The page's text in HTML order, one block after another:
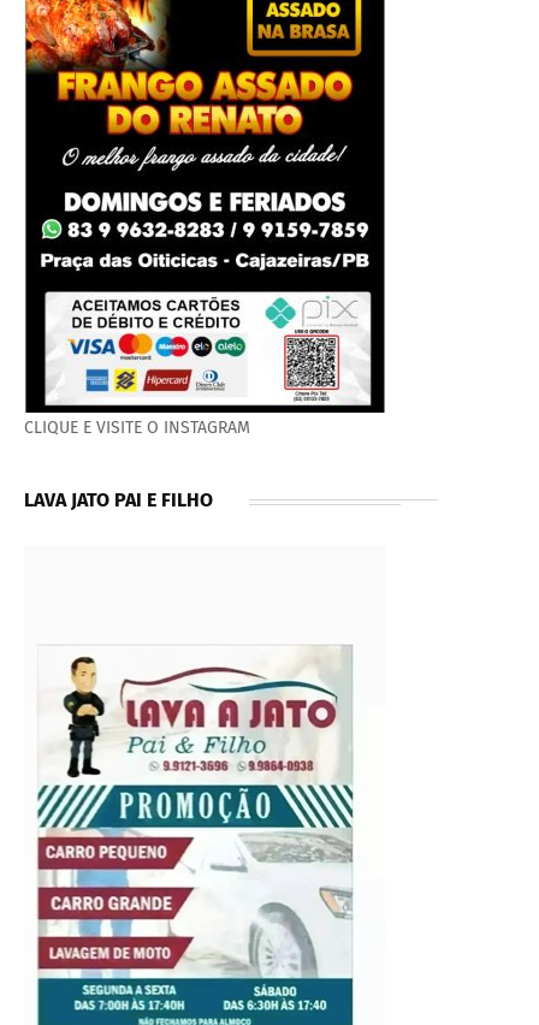
CLIQUE E VISITE O INSTAGRAM
LAVA JATO PAI E FILHO